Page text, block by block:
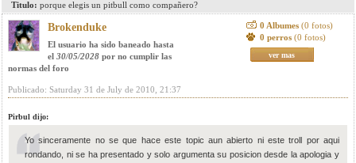
Titulo: porque elegis un pitbull como compañero?
Brokenduke
El usuario ha sido baneado hasta
el 30/05/2028 por no cumplir las
normas del foro
0 Albumes (0 fotos)
0 perros (0 fotos)
ver mas
Publicado: Saturday 31 de July de 2010, 21:37
Pirbul dijo:
Yo sinceramente no se que hace este topic aun abierto ni este troll por aqui
rondando, ni se ha presentado y solo argumenta su posicion desde la apologia y